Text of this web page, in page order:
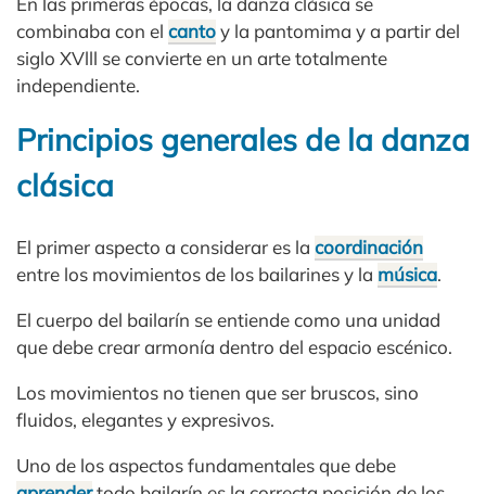
combinaba con el cantoy la pantomima y a partir del
siglo XVlll se convierte en un arte totalmente
independiente.
Principios generales de la danza
clásica
El primer aspecto a considerar es la coordinación
entre los movimientos de los bailarines y la música.
El cuerpo del bailarín se entiende como una unidad
que debe crear armonía dentro del espacio escénico.
Los movimientos no tienen que ser bruscos, sino
fluidos, elegantes y expresivos.
Uno de los aspectos fundamentales que debe